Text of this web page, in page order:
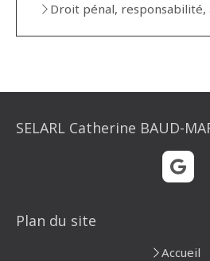
Droit pénal, responsabilité,
SELARL Catherine BAUD-
Plan du site
Accueil